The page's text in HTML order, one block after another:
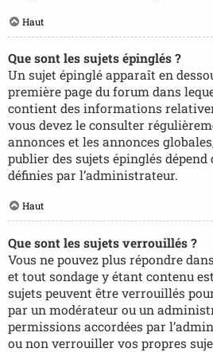
Haut
Que sont les sujets épinglés ?
Un sujet épinglé apparaît en
première page du forum dans
contient des informations
vous devez le consulter
annonces et les annonces
publier des sujets épinglés
définies par l’administrateur.
Haut
Que sont les sujets verrouillés ?
Vous ne pouvez plus répondre
et tout sondage y étant contenu
sujets peuvent être verrouillés
par un modérateur ou un
permissions accordées par
ou non verrouiller vos propres